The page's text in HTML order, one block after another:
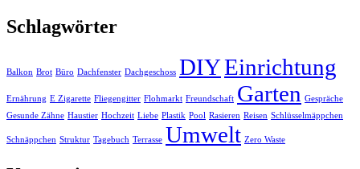
Schlagwörter
Balkon Brot Büro Dachfenster Dachgeschoss DIYEinrichtung
Ernährung E Zigarette Fliegengitter Flohmarkt Freundschaft Garten Gespräche
Gesunde Zähne Haustier Hochzeit Liebe Plastik Pool Rasieren Reisen Schlüsselmäppchen
Schnäppchen Struktur Tagebuch Terrasse Umwelt Zero Waste